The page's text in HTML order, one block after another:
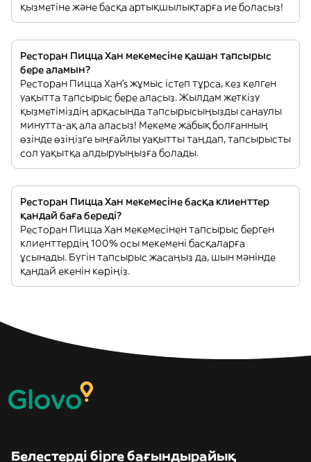
қызметіне және басқа артықшылықтарға ие боласыз!
Ресторан Пицца Хан мекемесіне қашан тапсырыс
бере аламын?
Ресторан Пицца Хан’s жұмыс істеп тұрса, кез келген
уақытта тапсырыс бере аласыз. Жылдам жеткізу
қызметіміздің арқасында тапсырысыңызды санаулы
минутта-ақ ала аласыз! Мекеме жабық болғанның
өзінде өзіңізге ыңғайлы уақытты таңдап, тапсырысты
сол уақытқа алдыруыңызға болады.
Ресторан Пицца Хан мекемесіне басқа клиенттер
қандай баға береді?
Ресторан Пицца Хан мекемесінен тапсырыс берген
клиенттердің 100% осы мекемені басқаларға
ұсынады. Бүгін тапсырыс жасаңыз да, шын мәнінде
қандай екенін көріңіз.
Белестерді бірге бағындырайық